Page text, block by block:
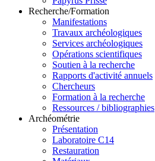
Recherche/Formation
Manifestations
Travaux archéologiques
Services archéologiques
Opérations scientifiques
Soutien à la recherche
Rapports d'activité annuels
Chercheurs
Formation à la recherche
Ressources / bibliographies
Archéométrie
Présentation
Laboratoire C14
Restauration